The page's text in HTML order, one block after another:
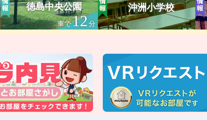
徳島中央公園
車で12分
沖洲小学校